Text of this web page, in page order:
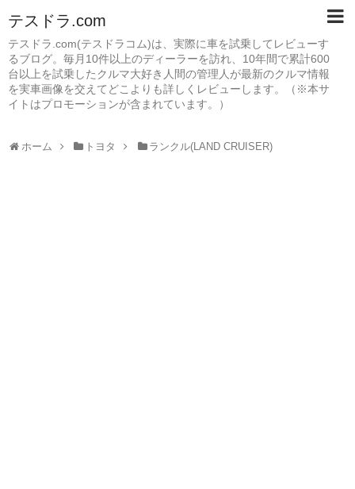
テスドラ.com
テスドラ.com(テスドラコム)は、実際に車を試乗してレビューす
るブログ。毎月10件以上のディーラーを訪れ、10年間で累計600
台以上を試乗したクルマ大好き人間の管理人が最新のクルマ情報
を実車画像を交えてどこよりも詳しくレビューします。（※本サ
イトはプロモーションが含まれています。）
ホーム トヨタ ランクル(LAND CRUISER)